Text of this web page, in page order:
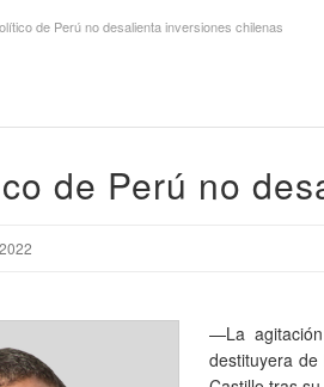
de Perú no desalienta inversiones chilenas
de Perú no
—La
destituyera